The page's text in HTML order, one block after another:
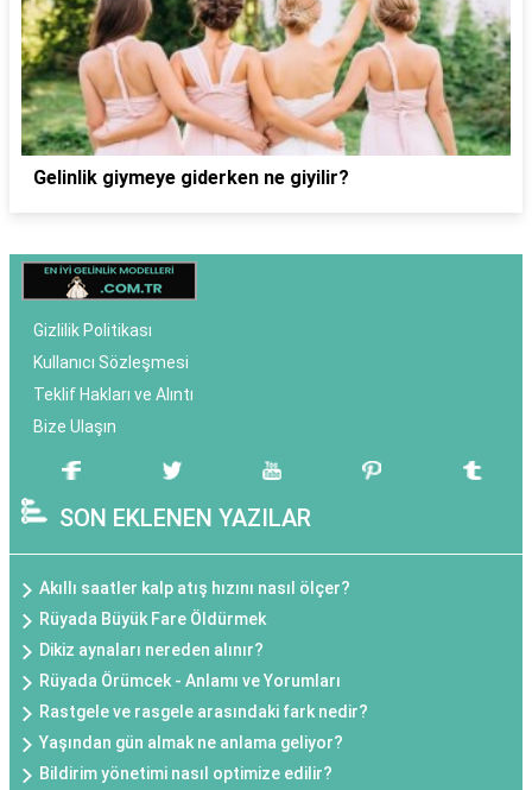
Gelinlik giymeye giderken ne giyilir?
Gizlilik Politikası
Kullanıcı Sözleşmesi
Teklif Hakları ve Alıntı
Bize Ulaşın
SON EKLENEN YAZILAR
Akıllı saatler kalp atış hızını nasıl ölçer?
Rüyada Büyük Fare Öldürmek
Dikiz aynaları nereden alınır?
Rüyada Örümcek - Anlamı ve Yorumları
Rastgele ve rasgele arasındaki fark nedir?
Yaşından gün almak ne anlama geliyor?
Bildirim yönetimi nasıl optimize edilir?